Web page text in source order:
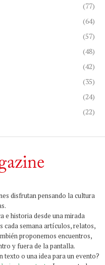
(77)
(64)
(57)
(48)
(42)
(35)
(24)
(22)
disfrutan pensando la cultura
e historia desde una mirada
cada semana artículos, relatos,
proponemos encuentros,
y fuera de la pantalla.
texto o una idea para un evento?